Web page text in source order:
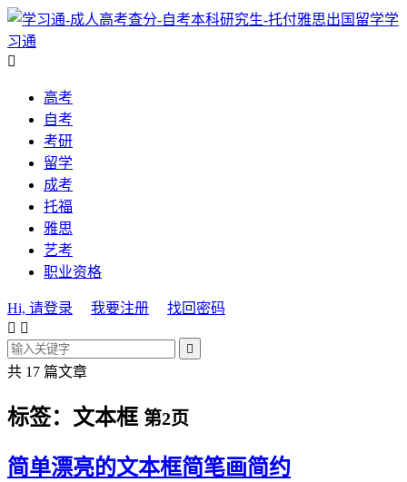
学
习通

高考
自考
考研
留学
成考
托福
雅思
艺考
职业资格
Hi, 请登录 我要注册
找回密码
 

共 17 篇文章
标签：文本框 第2页
简单漂亮的文本框简笔画简约